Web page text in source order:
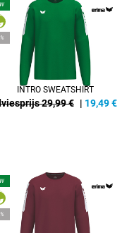
INTRO SWEATSHIRT
29,99 € | 19,49€